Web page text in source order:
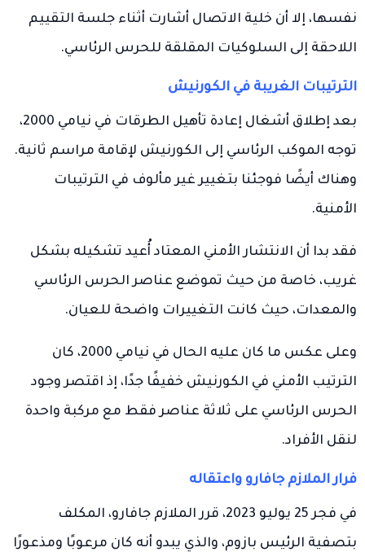
نفسها، إلا أن خلية الاتصال أشارت أثناء جلسة التقييم
اللاحقة إلى السلوكيات المقلقة للحرس الرئاسي.
الترتيبات الغريبة في الكورنيش
بعد إطلاق أشغال إعادة تأهيل الطرقات في نيامي 2000،
توجه الموكب الرئاسي إلى الكورنيش لإقامة مراسم ثانية.
وهناك أيضًا فوجئنا بتغيير غير مألوف في الترتيبات
الأمنية.
فقد بدا أن الانتشار الأمني المعتاد أُعيد تشكيله بشكل
غريب، خاصة من حيث تموضع عناصر الحرس الرئاسي
والمعدات، حيث كانت التغييرات واضحة للعيان.
وعلى عكس ما كان عليه الحال في نيامي 2000، كان
الترتيب الأمني في الكورنيش خفيفًا جدًا، إذ اقتصر وجود
الحرس الرئاسي على ثلاثة عناصر فقط مع مركبة واحدة
لنقل الأفراد.
فرار الملازم جافارو واعتقاله
في فجر 25 يوليو 2023، قرر الملازم جافارو، المكلف
بتصفية الرئيس بازوم، والذي يبدو أنه كان مرعوبًا ومذعورًا